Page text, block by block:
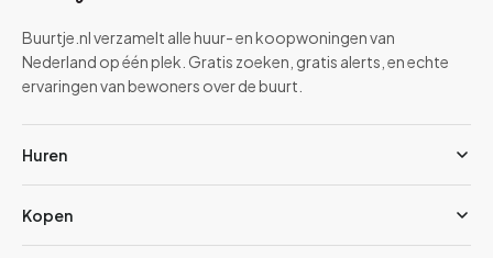
Buurtje.nl verzamelt alle huur- en koopwoningen van
Nederland op één plek. Gratis zoeken, gratis alerts, en echte
ervaringen van bewoners over de buurt.
Huren
Kopen